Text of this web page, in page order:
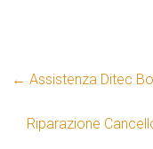
← Assistenza Ditec
Riparazione